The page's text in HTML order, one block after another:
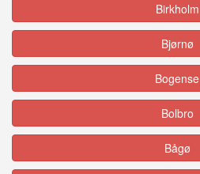
Birkholm
Bjørnø
Bogense
Bolbro
Bågø